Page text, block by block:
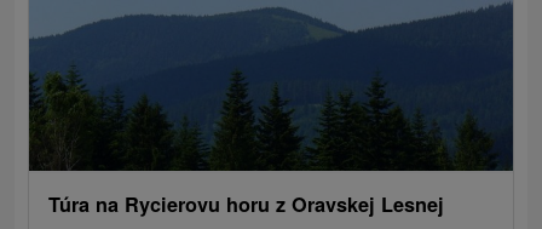
Túra na Rycierovu horu z Oravskej Lesnej